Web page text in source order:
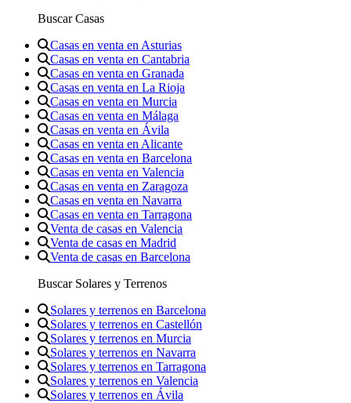
Buscar Casas
Casas en venta en Asturias
Casas en venta en Cantabria
Casas en venta en Granada
Casas en venta en La Rioja
Casas en venta en Murcia
Casas en venta en Málaga
Casas en venta en Ávila
Casas en venta en Alicante
Casas en venta en Barcelona
Casas en venta en Valencia
Casas en venta en Zaragoza
Casas en venta en Navarra
Casas en venta en Tarragona
Venta de casas en Valencia
Venta de casas en Madrid
Venta de casas en Barcelona
Buscar Solares y Terrenos
Solares y terrenos en Barcelona
Solares y terrenos en Castellón
Solares y terrenos en Murcia
Solares y terrenos en Navarra
Solares y terrenos en Tarragona
Solares y terrenos en Valencia
Solares y terrenos en Ávila